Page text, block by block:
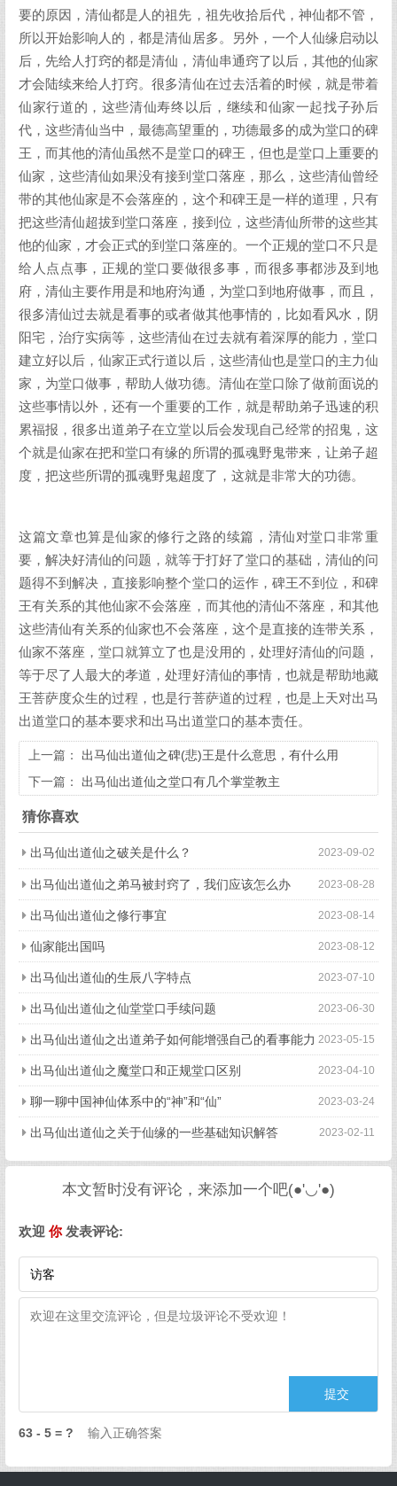
要的原因，清仙都是人的祖先，祖先收拾后代，神仙都不管，
所以开始影响人的，都是清仙居多。另外，一个人仙缘启动以
后，先给人打窍的都是清仙，清仙串通窍了以后，其他的仙家
才会陆续来给人打窍。很多清仙在过去活着的时候，就是带着
仙家行道的，这些清仙寿终以后，继续和仙家一起找子孙后
代，这些清仙当中，最德高望重的，功德最多的成为堂口的碑
王，而其他的清仙虽然不是堂口的碑王，但也是堂口上重要的
仙家，这些清仙如果没有接到堂口落座，那么，这些清仙曾经
带的其他仙家是不会落座的，这个和碑王是一样的道理，只有
把这些清仙超拔到堂口落座，接到位，这些清仙所带的这些其
他的仙家，才会正式的到堂口落座的。一个正规的堂口不只是
给人点点事，正规的堂口要做很多事，而很多事都涉及到地
府，清仙主要作用是和地府沟通，为堂口到地府做事，而且，
很多清仙过去就是看事的或者做其他事情的，比如看风水，阴
阳宅，治疗实病等，这些清仙在过去就有着深厚的能力，堂口
建立好以后，仙家正式行道以后，这些清仙也是堂口的主力仙
家，为堂口做事，帮助人做功德。清仙在堂口除了做前面说的
这些事情以外，还有一个重要的工作，就是帮助弟子迅速的积
累福报，很多出道弟子在立堂以后会发现自己经常的招鬼，这
个就是仙家在把和堂口有缘的所谓的孤魂野鬼带来，让弟子超
度，把这些所谓的孤魂野鬼超度了，这就是非常大的功德。
这篇文章也算是仙家的修行之路的续篇，清仙对堂口非常重
要，解决好清仙的问题，就等于打好了堂口的基础，清仙的问
题得不到解决，直接影响整个堂口的运作，碑王不到位，和碑
王有关系的其他仙家不会落座，而其他的清仙不落座，和其他
这些清仙有关系的仙家也不会落座，这个是直接的连带关系，
仙家不落座，堂口就算立了也是没用的，处理好清仙的问题，
等于尽了人最大的孝道，处理好清仙的事情，也就是帮助地藏
王菩萨度众生的过程，也是行菩萨道的过程，也是上天对出马
出道堂口的基本要求和出马出道堂口的基本责任。
上一篇： 出马仙出道仙之碑(悲)王是什么意思，有什么用
下一篇： 出马仙出道仙之堂口有几个掌堂教主
猜你喜欢
2023-09-02
出马仙出道仙之破关是什么？
2023-08-28
出马仙出道仙之弟马被封窍了，我们应该怎么办
2023-08-14
出马仙出道仙之修行事宜
2023-08-12
仙家能出国吗
2023-07-10
出马仙出道仙的生辰八字特点
2023-06-30
出马仙出道仙之仙堂堂口手续问题
2023-05-15
出马仙出道仙之出道弟子如何能增强自己的看事能力
2023-04-10
出马仙出道仙之魔堂口和正规堂口区别
2023-03-24
聊一聊中国神仙体系中的“神”和“仙”
2023-02-11
出马仙出道仙之关于仙缘的一些基础知识解答
本文暂时没有评论，来添加一个吧(●'◡'●)
欢迎 你发表评论:
63 - 5 = ?